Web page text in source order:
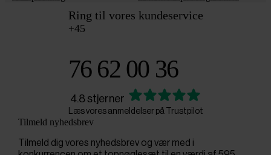
Ring til vores kundeservice
+45
76 62 00 36
4.8 stjerner
Læs vores anmeldelser på Trustpilot
Tilmeld nyhedsbrev
Tilmeld dig vores nyhedsbrev og vær med i